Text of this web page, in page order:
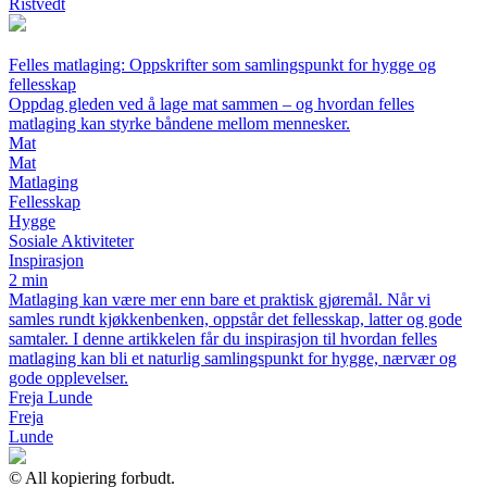
Ristvedt
Felles matlaging: Oppskrifter som samlingspunkt for hygge og
fellesskap
Oppdag gleden ved å lage mat sammen – og hvordan felles
matlaging kan styrke båndene mellom mennesker.
Mat
Mat
Matlaging
Fellesskap
Hygge
Sosiale Aktiviteter
Inspirasjon
2 min
Matlaging kan være mer enn bare et praktisk gjøremål. Når vi
samles rundt kjøkkenbenken, oppstår det fellesskap, latter og gode
samtaler. I denne artikkelen får du inspirasjon til hvordan felles
matlaging kan bli et naturlig samlingspunkt for hygge, nærvær og
gode opplevelser.
Freja Lunde
Freja
Lunde
© All kopiering forbudt.